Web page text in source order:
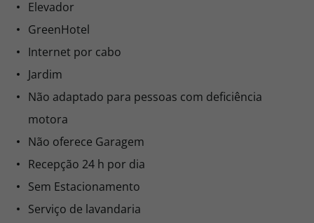
Elevador
GreenHotel
Internet por cabo
Jardim
Não adaptado para pessoas com deficiência
motora
Não oferece Garagem
Recepção 24 h por dia
Sem Estacionamento
Serviço de lavandaria